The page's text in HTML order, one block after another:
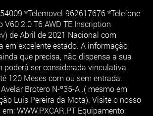
*Telemovel-962617676 *Telefone-
V60 2.0 T6 AWD TE Inscription
de Abril de 2021 Nacional com
em excelente estado. A informação
que precisa, não dispensa a sua
poderá ser considerada vinculativa.
120 Meses com ou sem entrada.
Brotero N-º35-A .( mesmo em
Luis Pereira da Mota). Visite o nosso
WWW.PXCAR.PT Equipamento: